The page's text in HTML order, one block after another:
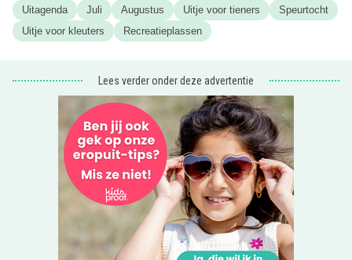
Uitagenda Juli Augustus Uitje voor tieners
Speurtocht
Uitje voor kleuters
Recreatieplassen
Lees verder onder deze advertentie